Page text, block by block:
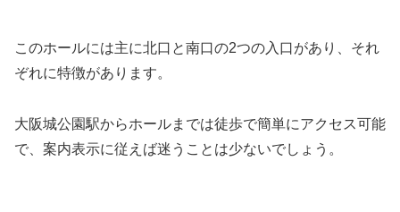
このホールには主に北口と南口の2つの入口があり、それ
ぞれに特徴があります。
大阪城公園駅からホールまでは徒歩で簡単にアクセス可能
で、案内表示に従えば迷うことは少ないでしょう。